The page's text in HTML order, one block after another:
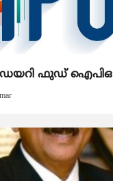
ഡയറി ഫുഡ് ഐപിഒ